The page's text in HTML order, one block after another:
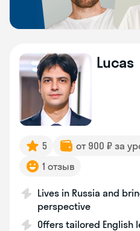
Lucas
5 от 900 ₽ за
1 отзыв
Lives in Russia and
perspective
Offers tailored English